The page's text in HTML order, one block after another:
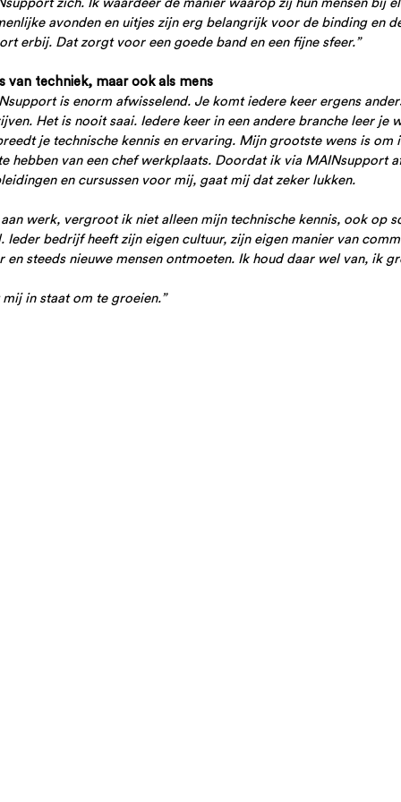
zich. Ik waardeer de manier waarop zij hun mensen bij
avonden en uitjes zijn erg belangrijk voor de binding en
erbij. Dat zorgt voor een goede band en een fijne sfeer.”
van techniek, maar ook als mens
is enorm afwisselend. Je komt iedere keer ergens
Het is nooit saai. Iedere keer in een andere branche leer je
je technische kennis en ervaring. Mijn grootste wens is
hebben van een chef werkplaats. Doordat ik via MAINsupport
en cursussen voor mij, gaat mij dat zeker lukken.
werk, vergroot ik niet alleen mijn technische kennis, ook op
Ieder bedrijf heeft zijn eigen cultuur, zijn eigen manier van
en steeds nieuwe mensen ontmoeten. Ik houd daar wel van, ik
in staat om te groeien.”